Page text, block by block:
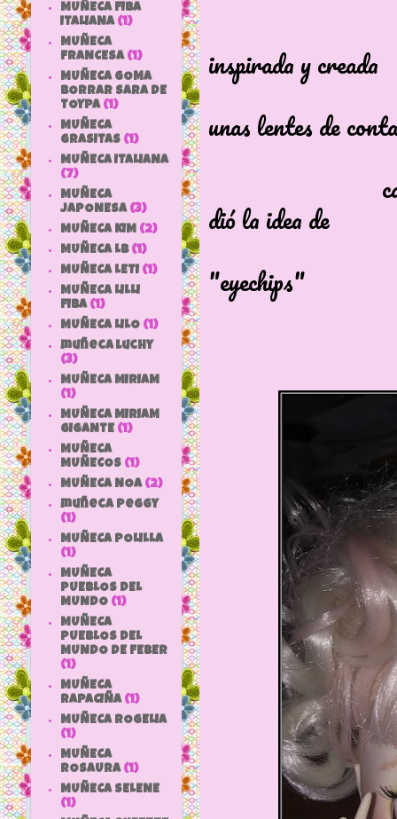
inspirada y creada
por
unas lentes de
cambiando
dió la idea de
"eyechips"
MUÑECA FIBA
ITALIANA (1)
MUÑECA
FRANCESA (1)
MUÑECA GOMA
BORRAR SARA DE
TOYPA (1)
MUÑECA
GRASITAS (1)
MUÑECA ITALIANA
(7)
MUÑECA
JAPONESA (3)
MUÑECA KIM (2)
MUÑECA LB (1)
MUÑECA LETI (1)
MUÑECA LILLI
FIBA (1)
MUÑECA LILO (1)
muñeca luchy
(3)
MUÑECA MIRIAM
(1)
MUÑECA MIRIAM
GIGANTE (1)
MUÑECA
MUÑECOS (1)
MUÑECA NOA (2)
muñeca peggy
(1)
MUÑECA POLILLA
(1)
MUÑECA
PUEBLOS DEL
MUNDO (1)
MUÑECA
PUEBLOS DEL
MUNDO DE FEBER
(1)
MUÑECA
RAPACIÑA (1)
MUÑECA ROGELIA
(1)
MUÑECA
ROSAURA (1)
MUÑECA SELENE
(1)